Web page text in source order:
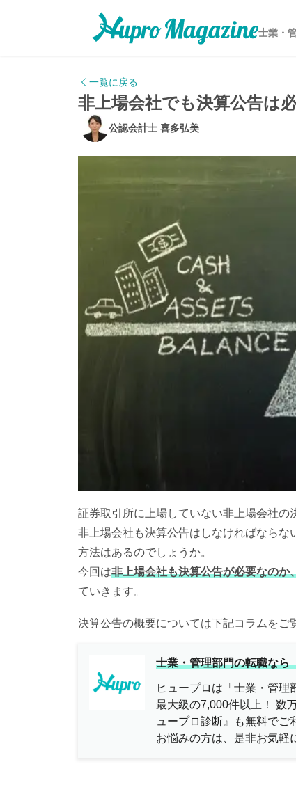
士業・
一覧に戻る
非上場会社でも決算公告は
公認会計士 喜多弘美
証券取引所に上場していない非上場会社の
非上場会社も決算公告はしなければなら
方法はあるのでしょうか。
今回は非上場会社も決算公告が必要なの
ていきます。
決算公告の概要については下記コラムをご
士業・管理部門の転職なら
ヒュープロは「士業・管理
最大級の7,000件以上！ 数
ュープロ診断』も無料で
お悩みの方は、是非お気軽